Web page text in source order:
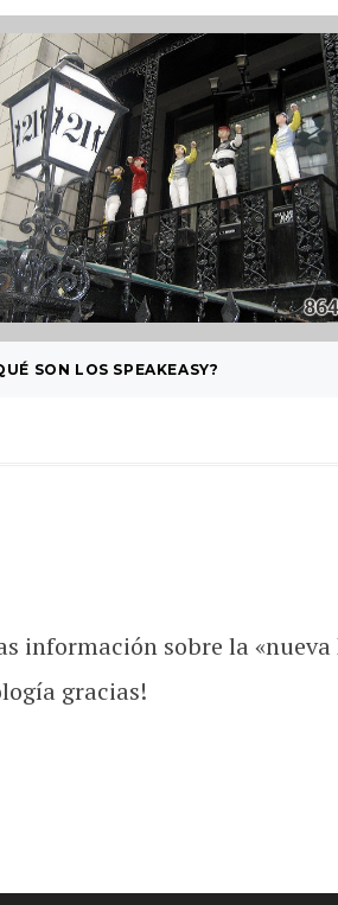
SON LOS SPEAKEASY?
información sobre la
gracias!